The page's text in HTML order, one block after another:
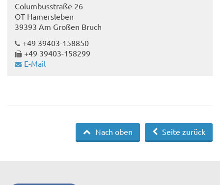
Columbusstraße 26
OT Hamersleben
39393 Am Großen Bruch
+49 39403-158850
+49 39403-158299
E-Mail
Seite zurück
Nach oben